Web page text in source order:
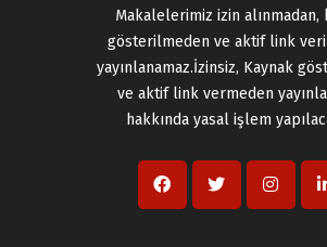
Makalelerimiz izin alınmadan,
gösterilmeden ve aktif link
yayınlanamaz.İzinsiz, Kaynak
ve aktif link vermeden
hakkında yasal işlem